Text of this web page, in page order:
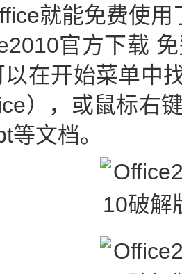
就能免费使用
官方下载 免
在开始菜单中
），或鼠标右
文档。